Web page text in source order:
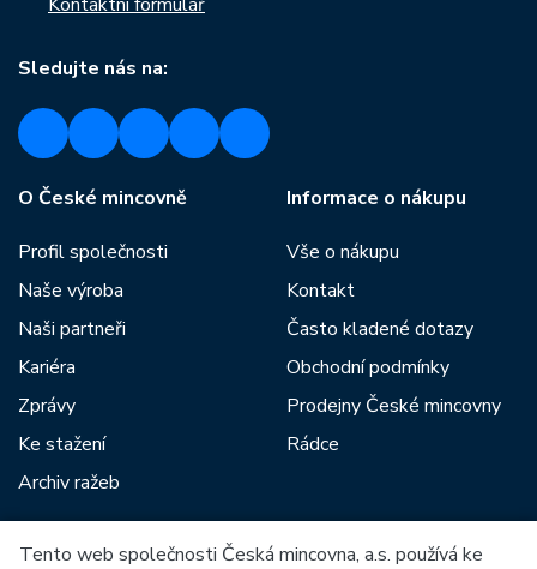
Sledujte nás na:
O České mincovně
Profil společnosti
Naše výroba
Naši partneři
Kariéra
Zprávy
Ke stažení
Archiv ražeb
Informace o nákupu
Vše o nákupu
Kontakt
Často kladené dotazy
Obchodní podmínky
Prodejny České mincovny
Rádce
Mezi naše partnery patří:
Tento web společnosti Česká mincovna, a.s. používá ke